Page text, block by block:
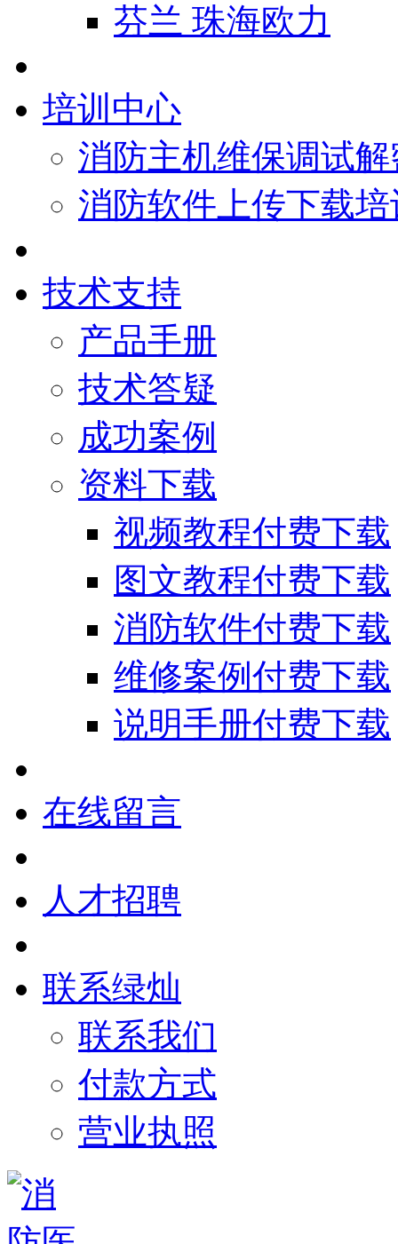
芬兰 珠海欧力
培训中心
消防主机维保调试解
消防软件上传下载培
技术支持
产品手册
技术答疑
成功案例
资料下载
视频教程付费下载
图文教程付费下载
消防软件付费下载
维修案例付费下载
说明手册付费下载
在线留言
人才招聘
联系绿灿
联系我们
付款方式
营业执照